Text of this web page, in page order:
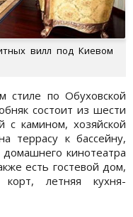
вилл под Киевом
стиле по Обуховской
состоит из шести
с камином, хозяйской
террасу к бассейну,
кинотеатра
есть гостевой дом,
корт, летняя кухня-